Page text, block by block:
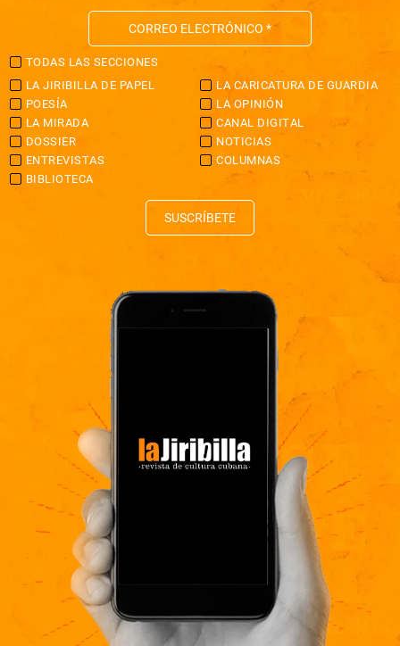
TODAS LAS SECCIONES
LA JIRIBILLA DE PAPEL
LA CARICATURA DE GUARDIA
POESÍA
LA OPINIÓN
LA MIRADA
CANAL DIGITAL
DOSSIER
NOTICIAS
ENTREVISTAS
COLUMNAS
BIBLIOTECA
SUSCRÍBETE